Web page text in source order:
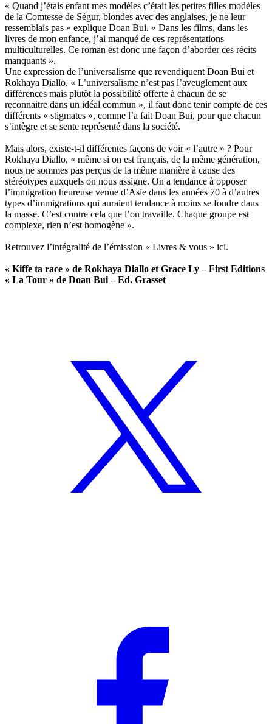
« Quand j’étais enfant mes modèles c’était les petites filles modèles
de la Comtesse de Ségur, blondes avec des anglaises, je ne leur
ressemblais pas » explique Doan Bui. « Dans les films, dans les
livres de mon enfance, j’ai manqué de ces représentations
multiculturelles. Ce roman est donc une façon d’aborder ces récits
manquants ».
Une expression de l’universalisme que revendiquent Doan Bui et
Rokhaya Diallo. « L’universalisme n’est pas l’aveuglement aux
différences mais plutôt la possibilité offerte à chacun de se
reconnaitre dans un idéal commun », il faut donc tenir compte de ces
différents « stigmates », comme l’a fait Doan Bui, pour que chacun
s’intègre et se sente représenté dans la société.
Mais alors, existe-t-il différentes façons de voir « l’autre » ? Pour
Rokhaya Diallo, « même si on est français, de la même génération,
nous ne sommes pas perçus de la même manière à cause des
stéréotypes auxquels on nous assigne. On a tendance à opposer
l’immigration heureuse venue d’Asie dans les années 70 à d’autres
types d’immigrations qui auraient tendance à moins se fondre dans
la masse. C’est contre cela que l’on travaille. Chaque groupe est
complexe, rien n’est homogène ».
Retrouvez l’intégralité de l’émission « Livres & vous » ici.
« Kiffe ta race » de Rokhaya Diallo et Grace Ly – First Editions
« La Tour » de Doan Bui – Ed. Grasset